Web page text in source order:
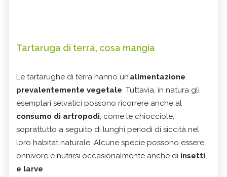
Tartaruga di terra, cosa mangia
Le tartarughe di terra hanno un’alimentazione
prevalentemente vegetale. Tuttavia, in natura gli
esemplari selvatici possono ricorrere anche al
consumo di artropodi, come le chiocciole,
soprattutto a seguito di lunghi periodi di siccità nel
loro habitat naturale. Alcune specie possono essere
onnivore e nutrirsi occasionalmente anche di insetti
e larve.